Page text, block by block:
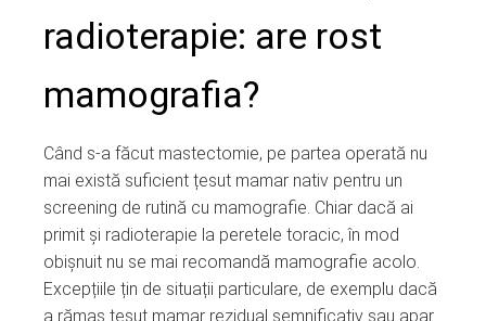
radioterapie: are rost
mamografia?
Când s-a făcut mastectomie, pe partea operată nu
mai există suficient țesut mamar nativ pentru un
screening de rutină cu mamografie. Chiar dacă ai
primit și radioterapie la peretele toracic, în mod
obișnuit nu se mai recomandă mamografie acolo.
Excepțiile țin de situații particulare, de exemplu dacă
a rămas țesut mamar rezidual semnificativ sau apar